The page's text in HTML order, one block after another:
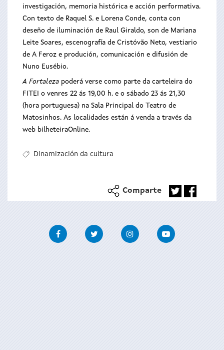
investigación, memoria histórica e acción performativa.
Con texto de Raquel S. e Lorena Conde, conta con
deseño de iluminación de Raul Giraldo, son de Mariana
Leite Soares, escenografía de Cristóvão Neto, vestiario
de A Feroz e produción, comunicación e difusión de
Nuno Eusébio.
A Fortaleza poderá verse como parte da carteleira do
FITEI o venres 22 ás 19,00 h. e o sábado 23 ás 21,30
(hora portuguesa) na Sala Principal do Teatro de
Matosinhos. As localidades están á venda a través da
web bilheteiraOnline.
Dinamización da cultura
Comparte
FacebookTwitter InstagramYoutube